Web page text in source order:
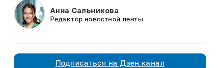
Анна Сальникова
Редактор новостной ленты
Подписаться на Дзен.канал